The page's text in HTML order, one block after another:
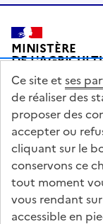
Pied de
MINISTÈRE
DE
DE L'AGRO-
ET DE LA
ALIMENTAIRE
legifrance.gouv.fr
service-
Ce site et ses
de réaliser des
proposer des
accepter ou
cliquant sur le
conservons ce
tout moment
vous rendant
accessible en